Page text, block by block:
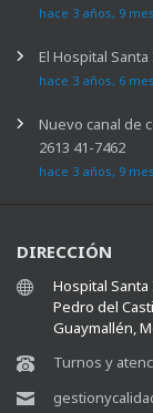
hace 3 años, 9
El Hospital
hace 3 años, 6
Nuevo canal de
2613 41-7462
hace 3 años, 9
DIRECCIÓN
Hospital
Pedro del
Guaymallén,
Turnos y